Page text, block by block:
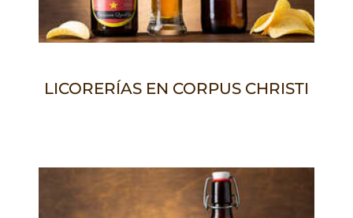
LICORERÍAS EN CORPUS CHRISTI